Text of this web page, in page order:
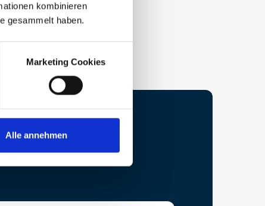
kombinieren
gesammelt haben.
Marketing Cookies
Alle annehmen